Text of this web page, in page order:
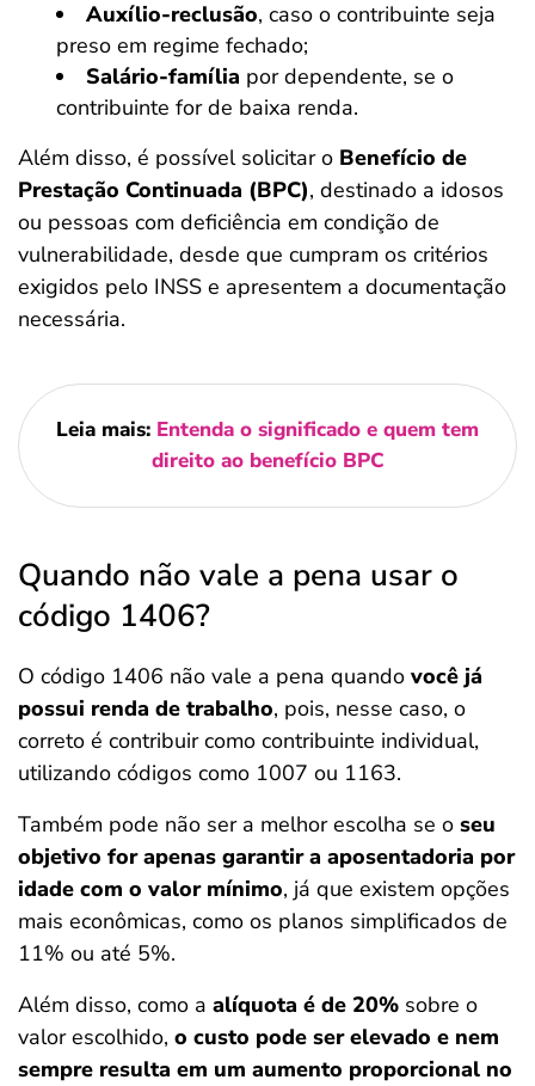
Auxílio-reclusão, caso o contribuinte seja
preso em regime fechado;
Salário-família por dependente, se o
contribuinte for de baixa renda.
Além disso, é possível solicitar o Benefício de
Prestação Continuada (BPC), destinado a idosos
ou pessoas com deficiência em condição de
vulnerabilidade, desde que cumpram os critérios
exigidos pelo INSS e apresentem a documentação
necessária.
Leia mais: Entenda o significado e quem tem
direito ao benefício BPC
Quando não vale a pena usar o
código 1406?
O código 1406 não vale a pena quando você já
possui renda de trabalho, pois, nesse caso, o
correto é contribuir como contribuinte individual,
utilizando códigos como 1007 ou 1163.
Também pode não ser a melhor escolha se o seu
objetivo for apenas garantir a aposentadoria por
idade com o valor mínimo, já que existem opções
mais econômicas, como os planos simplificados de
11% ou até 5%.
Além disso, como a alíquota é de 20% sobre o
valor escolhido, o custo pode ser elevado e nem
sempre resulta em um aumento proporcional no